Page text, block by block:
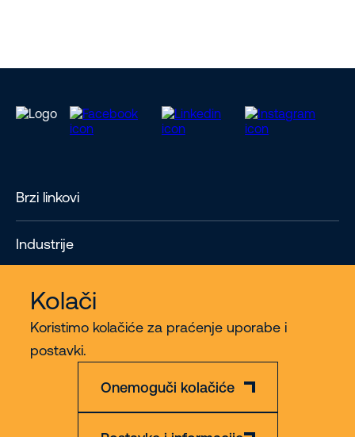
Kolači
Koristimo kolačiće za praćenje uporabe i
postavki.
Onemoguči kolačiće
Brzi linkovi
Industrije
Contact
Više